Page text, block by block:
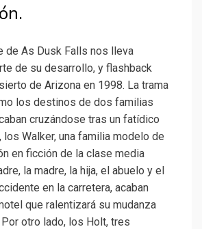
de As Dusk Falls nos lleva
de su desarrollo, y flashback
de Arizona en 1998. La trama
los destinos de dos familias
cruzándose tras un fatídico
los Walker, una familia modelo de
en ficción de la clase media
la madre, la hija, el abuelo y el
en la carretera, acaban
que ralentizará su mudanza
otro lado, los Holt, tres